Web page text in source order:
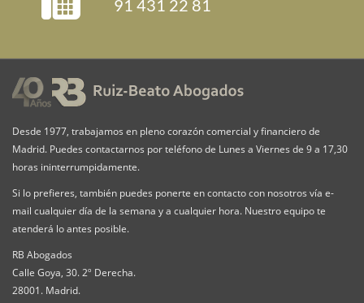
91 431 22 81
Desde 1977, trabajamos en pleno corazón comercial y financiero de
Madrid. Puedes contactarnos por teléfono de Lunes a Viernes de 9 a 17,30
horas ininterrumpidamente.
Si lo prefieres, también puedes ponerte en contacto con nosotros vía e-
mail cualquier día de la semana y a cualquier hora. Nuestro equipo te
atenderá lo antes posible.
RB Abogados
Calle Goya, 30. 2º Derecha.
28001. Madrid.